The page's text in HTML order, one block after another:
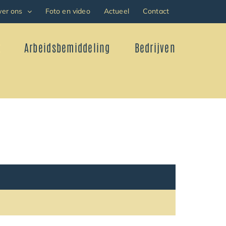
ons Foto en video Actueel Contact
Arbeidsbemiddeling Bedrijven